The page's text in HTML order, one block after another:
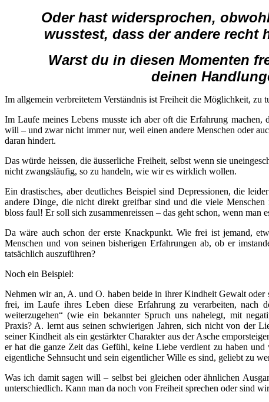
Oder hast widersprochen,
wusstest, dass der andere recht
Warst du in diesen Momenten
deinen
Im allgemein verbreitetem Verständnis ist Freiheit die Möglichkeit, zu
Im Laufe meines Lebens musste ich aber oft die Erfahrung machen,
will – und zwar nicht immer nur, weil einen andere Menschen oder
daran hindert.
Das würde heissen, die äusserliche Freiheit, selbst wenn sie
nicht zwangsläufig, so zu handeln, wie wir es wirklich wollen.
Ein drastisches, aber deutliches Beispiel sind Depressionen, die
andere Dinge, die nicht direkt greifbar sind und die viele
bloss faul! Er soll sich zusammenreissen – das geht schon, wenn man
Da wäre auch schon der erste Knackpunkt. Wie frei ist jemand,
Menschen und von seinen bisherigen Erfahrungen ab, ob er
tatsächlich auszuführen?
Noch ein Beispiel:
Nehmen wir an, A. und O. haben beide in ihrer Kindheit Gewalt
frei, im Laufe ihres Leben diese Erfahrung zu verarbeiten, nach
weiterzugehen“ (wie ein bekannter Spruch uns nahelegt, mit
Praxis? A. lernt aus seinen schwierigen Jahren, sich nicht von der
seiner Kindheit als ein gestärkter Charakter aus der Asche
er hat die ganze Zeit das Gefühl, keine Liebe verdient zu haben
eigentliche Sehnsucht und sein eigentlicher Wille es sind, geliebt zu
Was ich damit sagen will – selbst bei gleichen oder ähnlichen
unterschiedlich. Kann man da noch von Freiheit sprechen oder sind